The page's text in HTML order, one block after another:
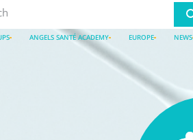
ANGELS SANTÉ ACADEMY EUROPE NEWS